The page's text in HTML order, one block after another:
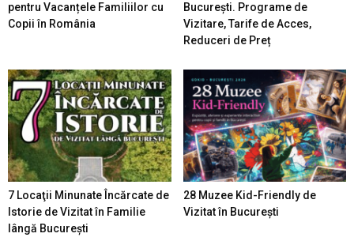
pentru Vacanțele Familiilor cu
Copii în România
București. Programe de
Vizitare, Tarife de Acces,
Reduceri de Preț
7 Locaţii Minunate Încărcate de
Istorie de Vizitat în Familie
lângă București
28 Muzee Kid-Friendly de
Vizitat în București